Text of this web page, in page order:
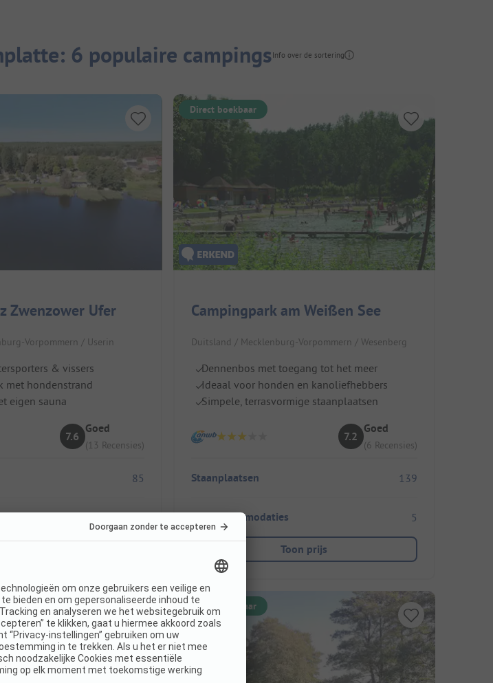
6 populaire campingsInfo over de sortering
Zwenzower Ufer
Vorpommern / Userin
& vissers
met hondenstrand
eigen sauna
7.6
Goed
(13 Recensies)
85
4
Direct boekbaar
Campingpark am Weißen See
Duitsland / Mecklenburg-Vorpommern / Wesenberg
Dennenbos met toegang tot het meer
Ideaal voor honden en kanoliefhebbers
Simpele, terrasvormige staanplaatsen
7.2
Goed
(6 Recensies)
Staanplaatsen 139
Huuraccommodaties 5
Toon prijs
Direct boekbaar